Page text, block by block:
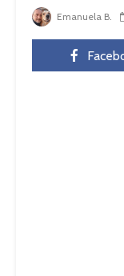
Emanuela B.